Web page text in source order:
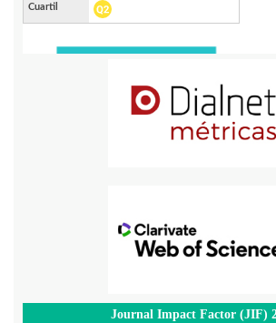
Journal Impact Factor (JIF)